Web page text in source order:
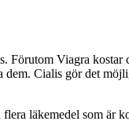
Förutom Viagra kostar
Cialis gör det
läkemedel som är